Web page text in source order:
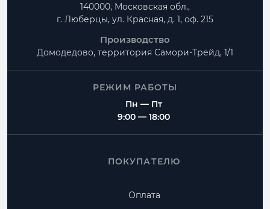
140000, Московская обл.,
г. Люберцы, ул. Красная, д. 1, оф. 215
Производство
Домодедово, территория Самори-Трейд, 1/1
РЕЖИМ РАБОТЫ
Пн — Пт
9:00 — 18:00
ПОКУПАТЕЛЮ
Оплата